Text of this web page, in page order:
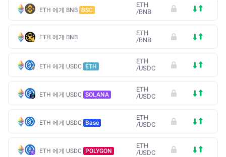
ETH 에게 BNB BSC
ETH
/BNB
ETH 에게 BNB
ETH
/BNB
ETH 에게 USDC ETH
ETH
/USDC
ETH 에게 USDC SOLANA
ETH
/USDC
ETH 에게 USDC Base
ETH
/USDC
ETH 에게 USDC POLYGON
ETH
/USDC